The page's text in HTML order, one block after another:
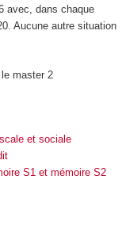
avec, dans chaque
Aucune autre situation
master 2
et sociale
S1 et mémoire S2